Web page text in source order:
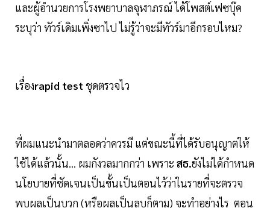
และผู้อำนวยการโรงพยาบาลจุฬาภรณ์ ได้โพสต์เฟซบุ๊ค
ระบุว่า ทัวร์เดิมเพิ่งซาไป ไม่รู้ว่าจะมีทัวร์มาอีกรอบไหม?
เรื่องrapid testชุดตรวจไว
ที่ผมแนะนำมาตลอดว่าควรมี แต่ขณะนี้ที่ได้รับอนุญาตให้
ใช้ได้แล้วนั้น… ผมกังวลมากกว่า เพราะ สธ.​ยังไม่ได้กำหนด
นโยบายที่ชัดเจนเป็นขั้นเป็นตอนไว้ว่าในรายที่จะตรวจ
พบผลเป็นบวก (หรือผลเป็นลบก็ตาม) จะทำอย่างไร ตอน